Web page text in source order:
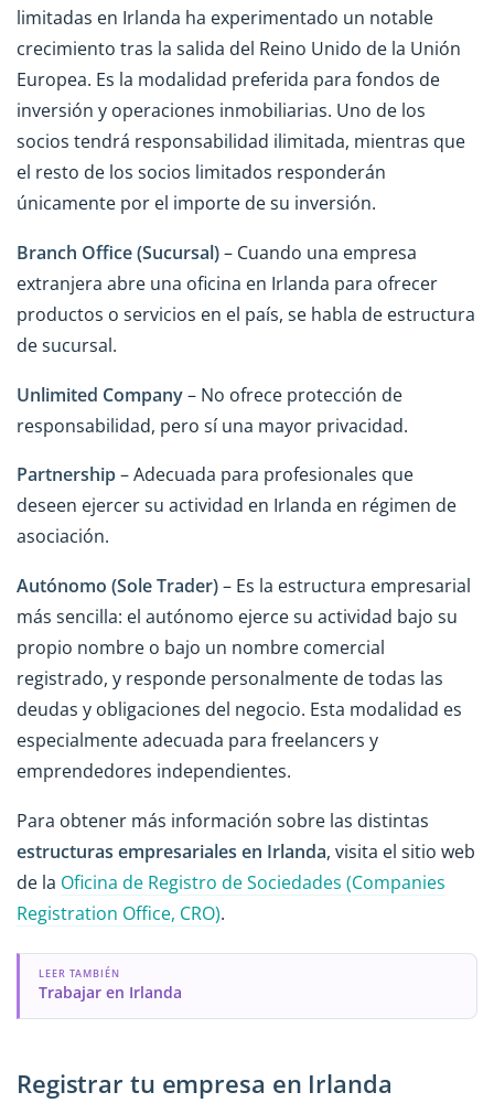
limitadas en Irlanda ha experimentado un notable
crecimiento tras la salida del Reino Unido de la Unión
Europea. Es la modalidad preferida para fondos de
inversión y operaciones inmobiliarias. Uno de los
socios tendrá responsabilidad ilimitada, mientras que
el resto de los socios limitados responderán
únicamente por el importe de su inversión.
Branch Office (Sucursal)– Cuando una empresa
extranjera abre una oficina en Irlanda para ofrecer
productos o servicios en el país, se habla de estructura
de sucursal.
Unlimited Company– No ofrece protección de
responsabilidad, pero sí una mayor privacidad.
Partnership– Adecuada para profesionales que
deseen ejercer su actividad en Irlanda en régimen de
asociación.
Autónomo (Sole Trader)– Es la estructura empresarial
más sencilla: el autónomo ejerce su actividad bajo su
propio nombre o bajo un nombre comercial
registrado, y responde personalmente de todas las
deudas y obligaciones del negocio. Esta modalidad es
especialmente adecuada para freelancers y
emprendedores independientes.
Para obtener más información sobre las distintas
estructuras empresariales en Irlanda, visita el sitio web
de la Oficina de Registro de Sociedades (Companies
Registration Office, CRO).
LEER TAMBIÉN
Trabajar en Irlanda
Registrar tu empresa en Irlanda